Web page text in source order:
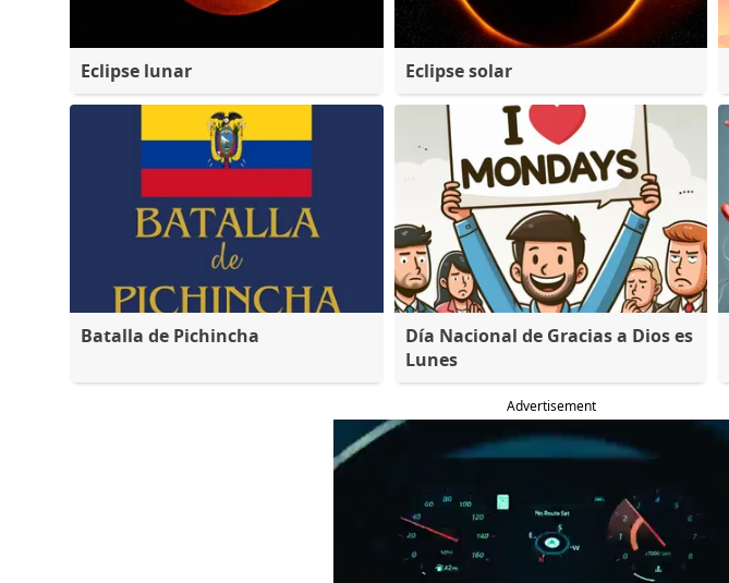
Eclipse lunar Eclipse solar
Batalla de Pichincha
Día Nacional de Gracias a Dios es
Lunes
Advertisement